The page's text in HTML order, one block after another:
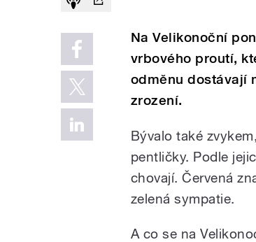
Na Velikonoční
vrbového proutí,
odměnu dostávají
zrození.
Bývalo také
pentličky. Podle
chovají. Červená
zelená sympatie.
A co se na